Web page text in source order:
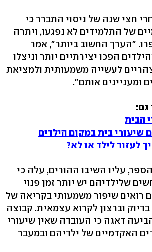
חצי שנה של ניסוי התברר כי
של התלמידים לא נפגעו, ויתרה
"הערך החשוב ביותר", אמר
הפכו יצירתיים יותר וניצלו
לעשייה משמעותית ולמציאת
ומעניינים אותם".
גם:
הבית
שיעורי בית במקום הילדים
לעזור לילד או לא?
עליו השיבו ההורים, עלה כי
שלילדיהם יש יותר זמן פנוי
רואים שיפור משמעותי בקריאה של
וברצון לקרוא עצמאית. קבוצה
דאגה כי העובדה שאין שיעורי
האקדמיים של ילדיהם ובמעבר